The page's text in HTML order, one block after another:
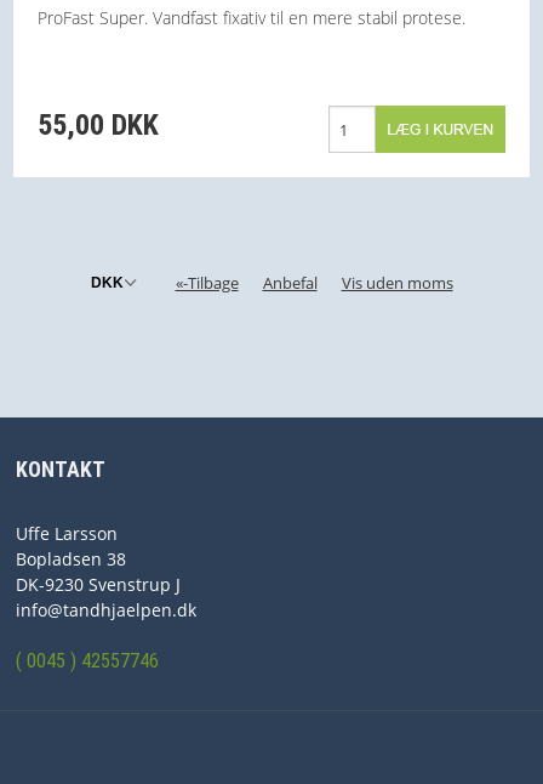
ProFast Super. Vandfast fixativ til en mere stabil protese.
55,00 DKK
«-Tilbage Anbefal Vis uden moms
KONTAKT
Uffe Larsson
Bopladsen 38
DK-9230 Svenstrup J
info@tandhjaelpen.dk
( 0045 ) 42557746